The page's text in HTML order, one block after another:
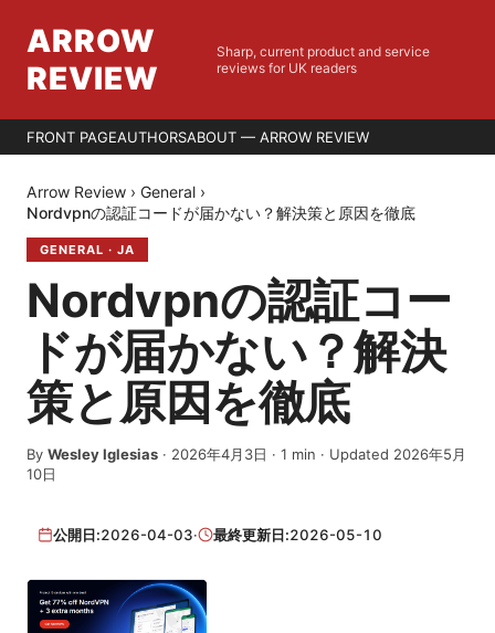
ARROW
REVIEW
Sharp, current product and service
reviews for UK readers
FRONT PAGEAUTHORSABOUT — ARROW REVIEW
Arrow Review › General ›
Nordvpnの認証コードが届かない？解決策と原因を徹底
GENERAL · JA
Nordvpnの認証コー
ドが届かない？解決
策と原因を徹底
By Wesley Iglesias · 2026年4月3日 · 1 min · Updated 2026年5月
10日
公開日:2026-04-03· 最終更新日:2026-05-10